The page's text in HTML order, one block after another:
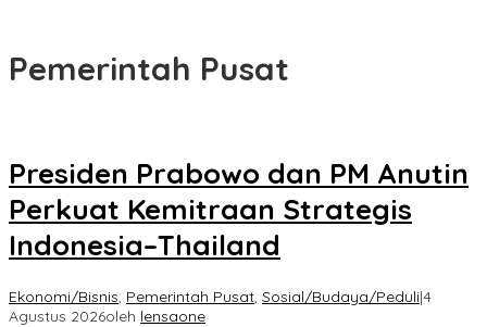
Pemerintah Pusat
Presiden Prabowo dan PM Anutin
Perkuat Kemitraan Strategis
Indonesia–Thailand
Ekonomi/Bisnis, Pemerintah Pusat, Sosial/Budaya/Peduli|4
Agustus 2026oleh lensaone